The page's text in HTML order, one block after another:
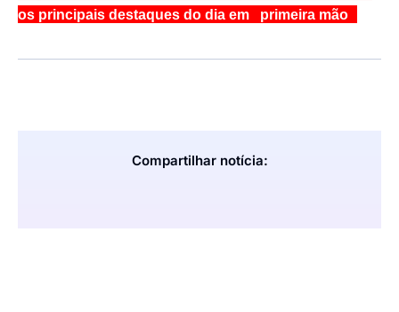
os principais destaques do dia em primeira mão
Compartilhar notícia: